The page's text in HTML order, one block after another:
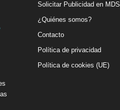
Solicitar Publicidad en MDS
¿Quiénes somos?
Contacto
Política de privacidad
Política de cookies (UE)